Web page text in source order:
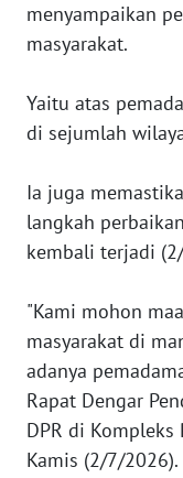
menyampaikan
masyarakat.
Yaitu atas
di sejumlah
Ia juga
langkah
kembali terjadi
"Kami mohon
masyarakat di
adanya
Rapat Dengar
DPR di Kompleks
Kamis (2/7/2026).
WN
WN
JABAR
WN
BANTEN
NTT
WN
KEPRI
WN